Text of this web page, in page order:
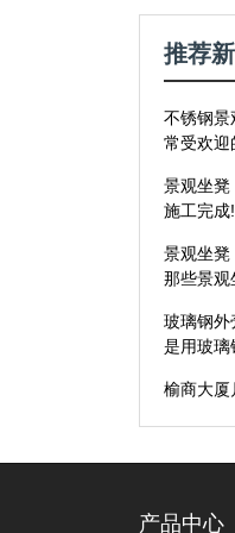
推荐
不锈钢景
常受欢迎
景观坐凳
施工完成!
景观坐凳
那些景观
玻璃钢外
是用玻璃
榆商大厦
产品中心